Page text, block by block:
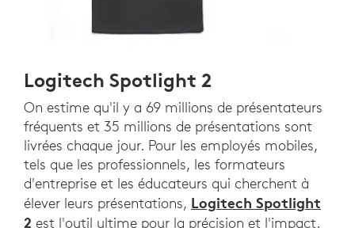
Logitech Spotlight 2
On estime qu'il y a 69 millions de présentateurs
fréquents et 35 millions de présentations sont
livrées chaque jour. Pour les employés mobiles,
tels que les professionnels, les formateurs
d'entreprise et les éducateurs qui cherchent à
élever leurs présentations, Logitech Spotlight
2 est l'outil ultime pour la précision et l'impact.